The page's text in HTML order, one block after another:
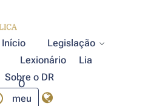
Início
Legislação
Lexionário
Lia
Sobre o DR
O
meu